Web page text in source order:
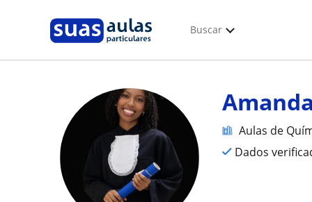
Buscar
Amanda
Aulas de
Dados